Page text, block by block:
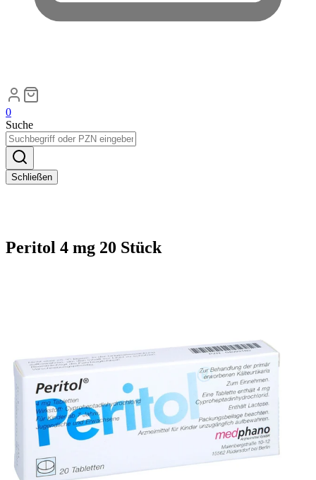
0
Suche
Schließen
Peritol 4 mg 20 Stück